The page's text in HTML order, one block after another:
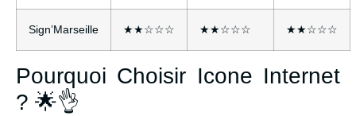
Sign’Marseille ★★☆☆☆ ★★☆☆☆ ★★☆☆☆
Pourquoi Choisir Icone Internet
? 🌟👌